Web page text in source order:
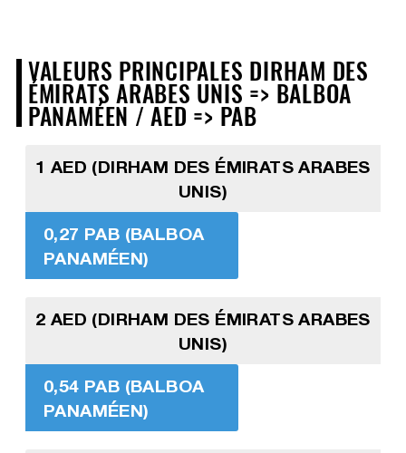
VALEURS PRINCIPALES DIRHAM DES
ÉMIRATS ARABES UNIS => BALBOA
PANAMÉEN / AED => PAB
1 AED (DIRHAM DES ÉMIRATS ARABES
UNIS)
0,27 PAB (BALBOA
PANAMÉEN)
2 AED (DIRHAM DES ÉMIRATS ARABES
UNIS)
0,54 PAB (BALBOA
PANAMÉEN)